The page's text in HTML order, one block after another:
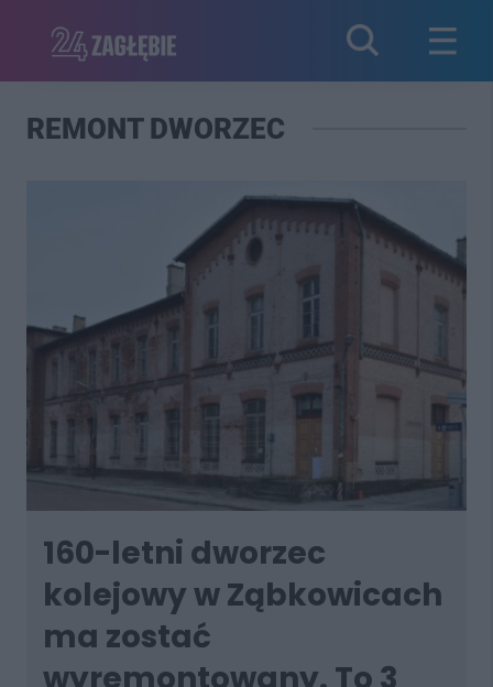
REMONT DWORZEC
160-letni dworzec
kolejowy w Ząbkowicach
ma zostać
wyremontowany. To 3